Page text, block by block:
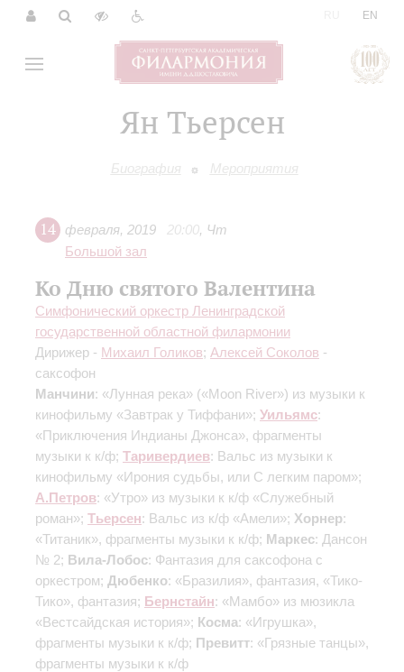
EN
Ян Тьерсен
Биография Мероприятия
14 февраля, 2019 20:00, Чт
Большой зал
Ко Дню святого Валентина
Симфонический оркестр Ленинградской
государственной областной филармонии
Дирижер - Михаил Голиков; Алексей Соколов -
саксофон
Манчини: «Лунная река» («Moon River») из музыки к
кинофильму «Завтрак у Тиффани»; Уильямс:
«Приключения Индианы Джонса», фрагменты
музыки к к/ф; Таривердиев: Вальс из музыки к
кинофильму «Ирония судьбы, или С легким паром»;
А.Петров: «Утро» из музыки к к/ф «Служебный
роман»; Тьерсен: Вальс из к/ф «Амели»; Хорнер:
«Титаник», фрагменты музыки к к/ф; Маркес: Дансон
№ 2; Вила-Лобос: Фантазия для саксофона с
оркестром; Дюбенко: «Бразилия», фантазия, «Тико-
Тико», фантазия; Бернстайн: «Мамбо» из мюзикла
«Вестсайдская история»; Косма: «Игрушка»,
фрагменты музыки к к/ф; Превитт: «Грязные танцы»,
фрагменты музыки к к/ф